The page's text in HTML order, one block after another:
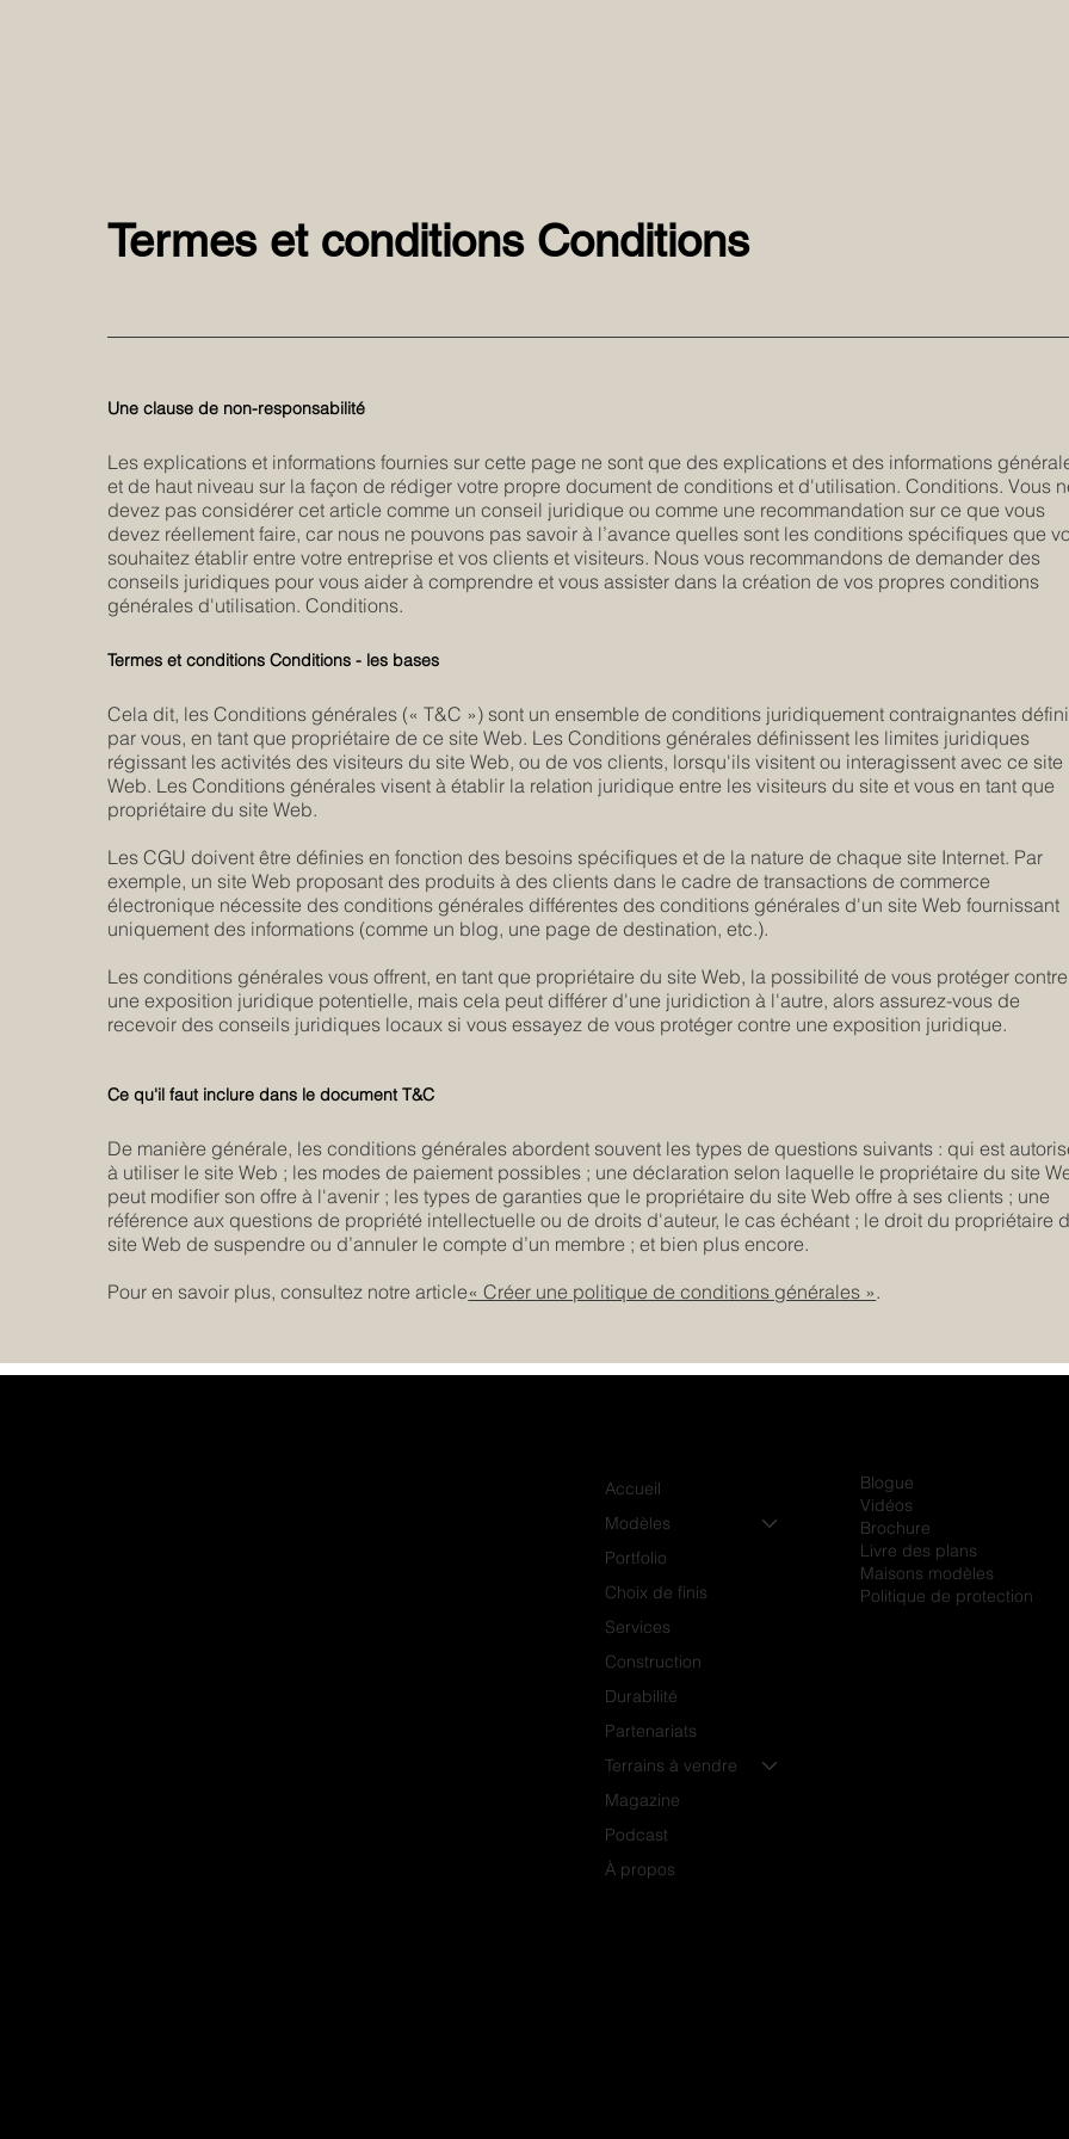
Termes et conditions Conditions
De manière générale, les conditions générales abordent souvent les types de questions suivants : qui est
à utiliser le site Web ; les modes de paiement possibles ; une déclaration selon laquelle le propriétaire du site
peut modifier son offre à l'avenir ; les types de garanties que le propriétaire du site Web offre à ses clients ; une
référence aux questions de propriété intellectuelle ou de droits d'auteur, le cas échéant ; le droit du propriétaire
site Web de suspendre ou d’annuler le compte d’un membre ; et bien plus encore.
Pour en savoir plus, consultez notre article« Créer une politique de conditions générales ».
Ce qu'il faut inclure dans le document T&C
Cela dit, les Conditions générales (« T&C ») sont un ensemble de conditions juridiquement contraignantes
par vous, en tant que propriétaire de ce site Web. Les Conditions générales définissent les limites juridiques
régissant les activités des visiteurs du site Web, ou de vos clients, lorsqu'ils visitent ou interagissent avec ce site
Web. Les Conditions générales visent à établir la relation juridique entre les visiteurs du site et vous en tant que
propriétaire du site Web.
Les CGU doivent être définies en fonction des besoins spécifiques et de la nature de chaque site Internet. Par
exemple, un site Web proposant des produits à des clients dans le cadre de transactions de commerce
électronique nécessite des conditions générales différentes des conditions générales d'un site Web fournissant
uniquement des informations (comme un blog, une page de destination, etc.).
Les conditions générales vous offrent, en tant que propriétaire du site Web, la possibilité de vous protéger contre
une exposition juridique potentielle, mais cela peut différer d'une juridiction à l'autre, alors assurez-vous de
recevoir des conseils juridiques locaux si vous essayez de vous protéger contre une exposition juridique.
Termes et conditions Conditions - les bases
Les explications et informations fournies sur cette page ne sont que des explications et des informations
et de haut niveau sur la façon de rédiger votre propre document de conditions et d'utilisation. Conditions. Vous
devez pas considérer cet article comme un conseil juridique ou comme une recommandation sur ce que vous
devez réellement faire, car nous ne pouvons pas savoir à l’avance quelles sont les conditions spécifiques que
souhaitez établir entre votre entreprise et vos clients et visiteurs. Nous vous recommandons de demander des
conseils juridiques pour vous aider à comprendre et vous assister dans la création de vos propres conditions
générales d'utilisation. Conditions.
Une clause de non-responsabilité
Accueil
Modèles
Portfolio
Choix de finis
Services
Construction
Durabilité
Partenariats
Terrains à vendre
Magazine
Podcast
À propos
Blogue
Vidéos
Brochure
Livre des plans
Maisons modèles
Politique de protection